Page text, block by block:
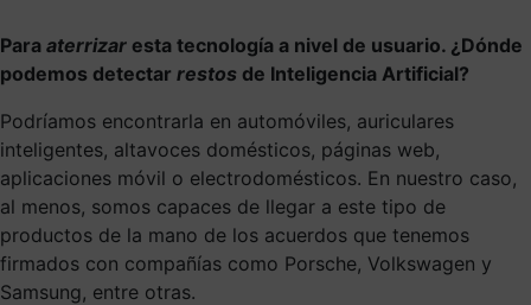
Para aterrizar esta tecnología a nivel de usuario. ¿Dónde
podemos detectar restos de Inteligencia Artificial?
Podríamos encontrarla en automóviles, auriculares
inteligentes, altavoces domésticos, páginas web,
aplicaciones móvil o electrodomésticos. En nuestro caso,
al menos, somos capaces de llegar a este tipo de
productos de la mano de los acuerdos que tenemos
firmados con compañías como Porsche, Volkswagen y
Samsung, entre otras.